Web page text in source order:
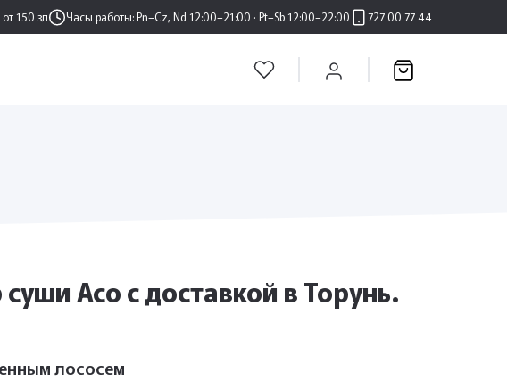
150 зл Часы работы:Pn–Cz, Nd 12:00–21:00 · Pt–Sb 12:00–22:00 727 00 77 44
Асо с доставкой в ​​Торунь.
лососем